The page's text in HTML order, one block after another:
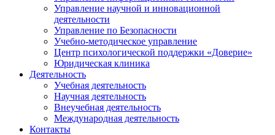
Управление научной и инновационной
деятельности
Управление по Безопасности
Учебно-методическое управление
Центр психологической поддержки «Доверие»
Юридическая клиника
Деятельность
Учебная деятельность
Научная деятельность
Внеучебная деятельность
Международная деятельность
Контакты